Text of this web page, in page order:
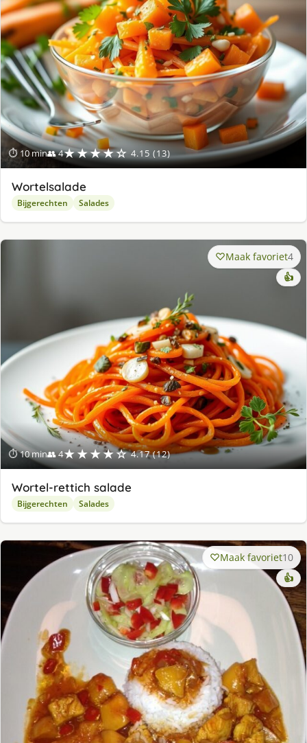
⏱ 10 min👥 4★★★★☆ 4.15 (13)
Wortelsalade
Bijgerechten Salades
⏱ 10 min👥 4★★★★☆ 4.17 (12)
Maak favoriet4
👍
Wortel-rettich salade
Bijgerechten Salades
Maak favoriet10
👍